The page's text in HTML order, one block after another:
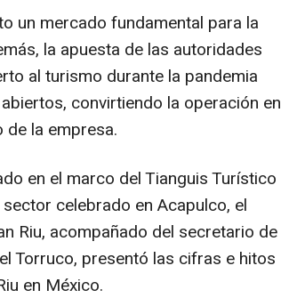
un mercado fundamental para la
la apuesta de las autoridades
al turismo durante la pandemia
convirtiendo la operación en
de la empresa.
en el marco del Tianguis Turístico
celebrado en Acapulco, el
Riu, acompañado del secretario de
Torruco, presentó las cifras e hitos
en México.